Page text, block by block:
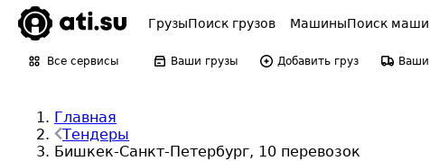
ГрузыПоиск грузов МашиныПоиск
Все сервисы Ваши грузы Добавить груз
Главная
Тендеры
Бишкек-Санкт-Петербург, 10 перевозок